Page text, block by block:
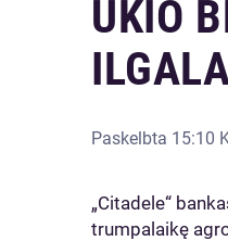
ŪKIO
Paskelbta 15:10
„Citadele“
trumpalaikę